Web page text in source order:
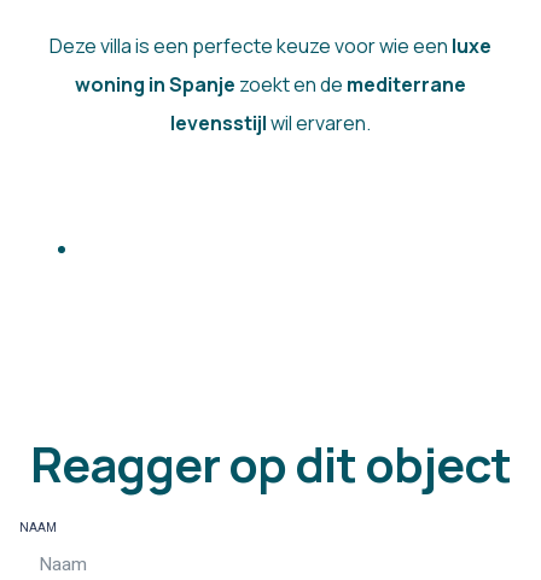
Deze villa is een perfecte keuze voor wie een luxe
woning in Spanje zoekt en de mediterrane
levensstijlwil ervaren.
Reagger op dit object
NAAM